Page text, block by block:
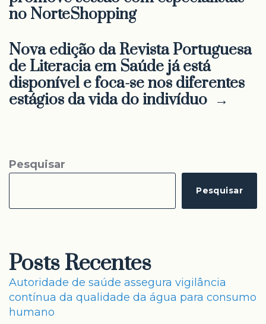
no NorteShopping
Nova edição da Revista Portuguesa
de Literacia em Saúde já está
disponível e foca-se nos diferentes
estágios da vida do indivíduo →
Pesquisar
Pesquisar
Posts Recentes
Autoridade de saúde assegura vigilância
contínua da qualidade da água para consumo
humano